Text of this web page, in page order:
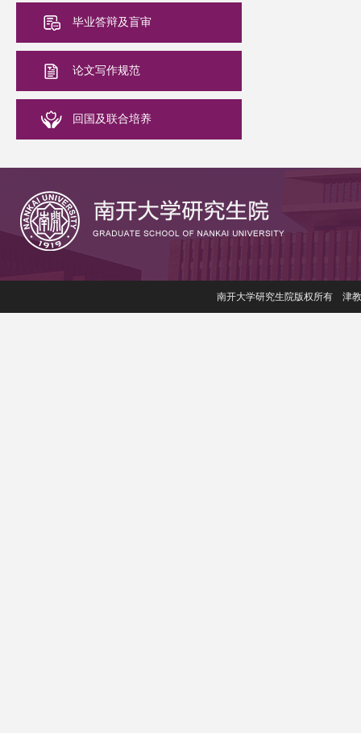
毕业答辩及盲审
论文写作规范
回国及联合培养
南开大学研究生院版权所有 津